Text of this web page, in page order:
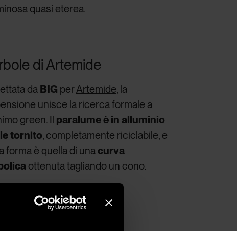
quasi eterea.
di Artemide
da BIG perArtemide, la
unisce la ricerca formale a
green. Il paralume è in alluminio
tornito, completamente riciclabile, e
forma è quella di unacurva
ottenuta tagliando un cono.